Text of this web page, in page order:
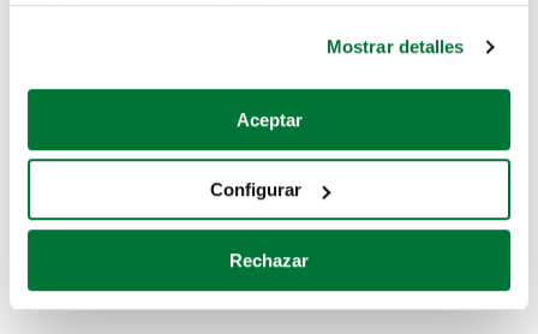
Si lo permite, también quisiéramos:
Recopilar información sobre su ubicación geográfica
Identificar su dispositivo analizándolo activamente
para buscar características específicas (huellas
Obtenga más información sobre cómo se procesan sus
Mostrar detalles
Aceptar
Configurar
Rechazar
Coches de segunda mano
Coches de km0